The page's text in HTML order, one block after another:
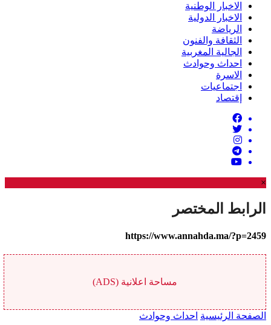
الاخبار الوطنية
الاخبار الدولية
الرياضة
الثقافة والفنون
الجالية المغربية
احداث وحوادث
الاسرة
اجتماعيات
إقتصاد
×
الرابط المختصر
https://www.annahda.ma/?p=2459
مساحة اعلانية (ADS)
الصفحة الرئيسية احداث وحوادث